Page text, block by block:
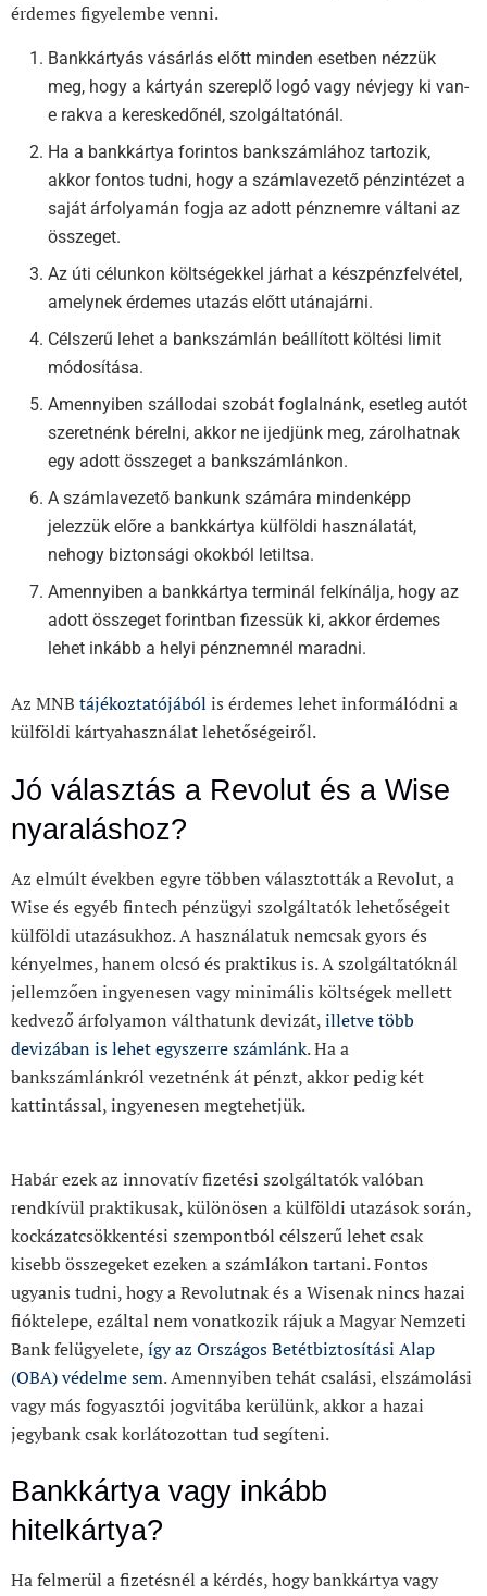
érdemes figyelembe venni.
Bankkártyás vásárlás előtt minden esetben nézzük
meg, hogy a kártyán szereplő logó vagy névjegy ki van-
e rakva a kereskedőnél, szolgáltatónál.
Ha a bankkártya forintos bankszámlához tartozik,
akkor fontos tudni, hogy a számlavezető pénzintézet a
saját árfolyamán fogja az adott pénznemre váltani az
összeget.
Az úti célunkon költségekkel járhat a készpénzfelvétel,
amelynek érdemes utazás előtt utánajárni.
Célszerű lehet a bankszámlán beállított költési limit
módosítása.
Amennyiben szállodai szobát foglalnánk, esetleg autót
szeretnénk bérelni, akkor ne ijedjünk meg, zárolhatnak
egy adott összeget a bankszámlánkon.
A számlavezető bankunk számára mindenképp
jelezzük előre a bankkártya külföldi használatát,
nehogy biztonsági okokból letiltsa.
Amennyiben a bankkártya terminál felkínálja, hogy az
adott összeget forintban fizessük ki, akkor érdemes
lehet inkább a helyi pénznemnél maradni.
Az MNB tájékoztatójából is érdemes lehet informálódni a
külföldi kártyahasználat lehetőségeiről.
Jó választás a Revolut és a Wise
nyaraláshoz?
Az elmúlt években egyre többen választották a Revolut, a
Wise és egyéb fintech pénzügyi szolgáltatók lehetőségeit
külföldi utazásukhoz. A használatuk nemcsak gyors és
kényelmes, hanem olcsó és praktikus is. A szolgáltatóknál
jellemzően ingyenesen vagy minimális költségek mellett
kedvező árfolyamon válthatunk devizát,illetve több
devizában is lehet egyszerre számlánk. Ha a
bankszámlánkról vezetnénk át pénzt, akkor pedig két
kattintással, ingyenesen megtehetjük.
Habár ezek az innovatív fizetési szolgáltatók valóban
rendkívül praktikusak, különösen a külföldi utazások során,
kockázatcsökkentési szempontból célszerű lehet csak
kisebb összegeket ezeken a számlákon tartani. Fontos
ugyanis tudni, hogy a Revolutnak és a Wisenak nincs hazai
fióktelepe, ezáltal nem vonatkozik rájuk a Magyar Nemzeti
Bank felügyelete,így az Országos Betétbiztosítási Alap
(OBA) védelme sem. Amennyiben tehát csalási, elszámolási
vagy más fogyasztói jogvitába kerülünk, akkor a hazai
jegybank csak korlátozottan tud segíteni.
Bankkártya vagy inkább
hitelkártya?
Ha felmerül a fizetésnél a kérdés, hogy bankkártya vagy